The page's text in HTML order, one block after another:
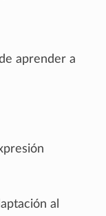
aprender a
al